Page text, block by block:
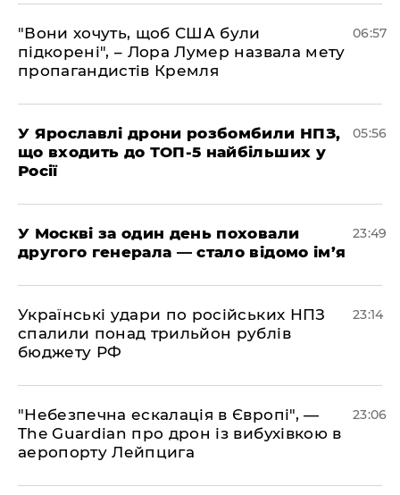
"Вони хочуть, щоб США були
підкорені", – Лора Лумер назвала мету
пропагандистів Кремля
06:57
У Ярославлі дрони розбомбили НПЗ,
що входить до ТОП-5 найбільших у
Росії
05:56
​У Москві за один день поховали
другого генерала — стало відомо ім’я
23:49
​Українські удари по російських НПЗ
спалили понад трильйон рублів
бюджету РФ
23:14
​"Небезпечна ескалація в Європі", —
The Guardian про дрон із вибухівкою в
аеропорту Лейпцига
23:06